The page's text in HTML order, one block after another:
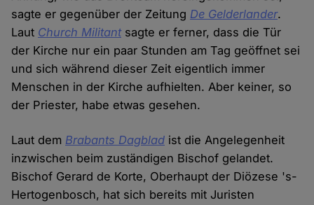
sagte er gegenüber der Zeitung De Gelderlander.
Laut Church Militantsagte er ferner, dass die Tür
der Kirche nur ein paar Stunden am Tag geöffnet sei
und sich während dieser Zeit eigentlich immer
Menschen in der Kirche aufhielten. Aber keiner, so
der Priester, habe etwas gesehen.
Laut dem Brabants Dagblad ist die Angelegenheit
inzwischen beim zuständigen Bischof gelandet.
Bischof Gerard de Korte, Oberhaupt der Diözese 's-
Hertogenbosch, hat sich bereits mit Juristen